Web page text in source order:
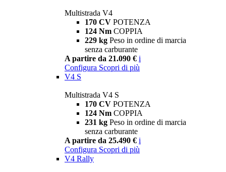
Multistrada V4
170 CV POTENZA
124 Nm COPPIA
229 kg Peso in ordine di marcia
senza carburante
A partire da 21.090 € i
Configura Scopri di più
V4 S
Multistrada V4 S
170 CV POTENZA
124 Nm COPPIA
231 kg Peso in ordine di marcia
senza carburante
A partire da 25.490 € i
Configura Scopri di più
V4 Rally